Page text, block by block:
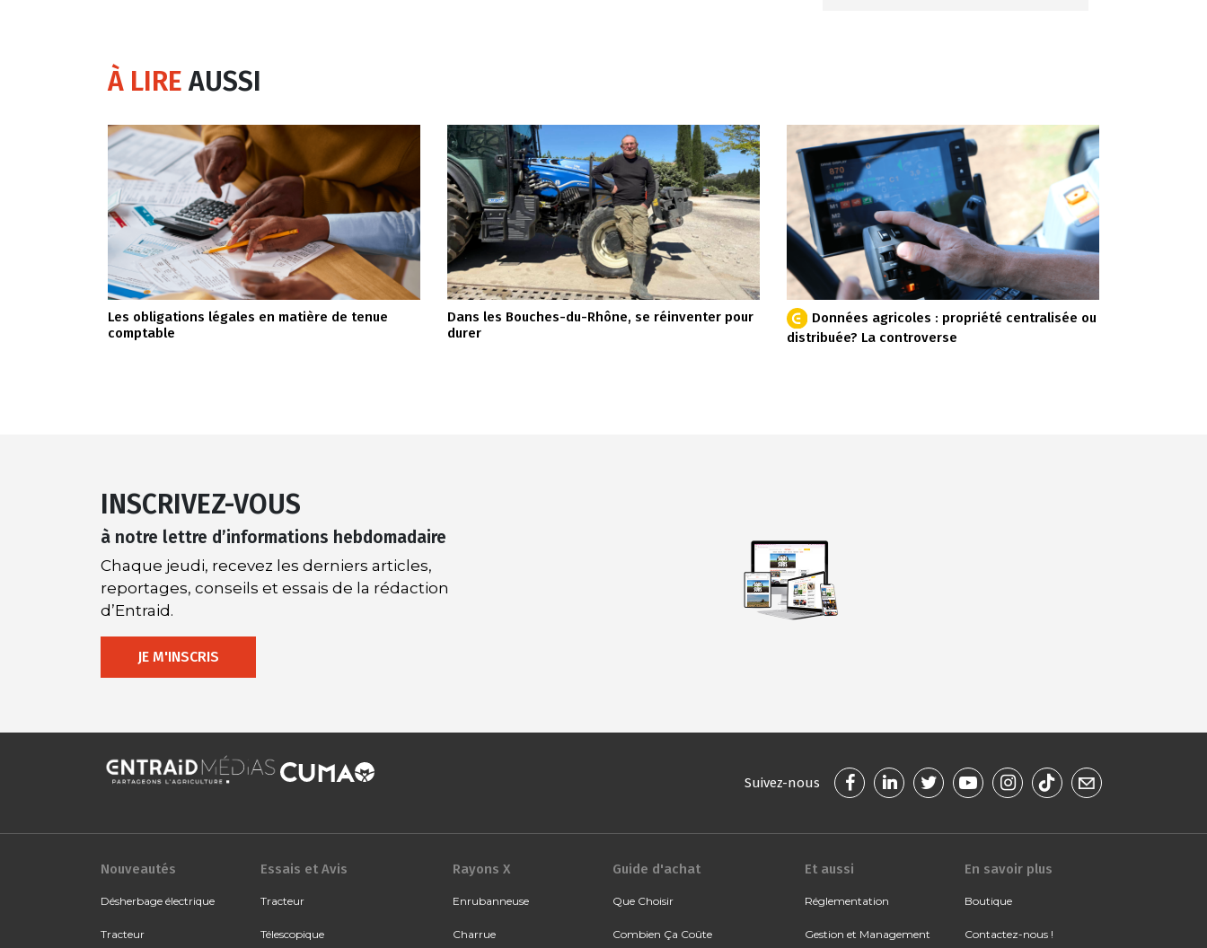
À LIREAUSSI
Les obligations légales en matière de tenue
comptable
Dans les Bouches-du-Rhône, se réinventer pour
durer
Données agricoles : propriété centralisée ou
distribuée? La controverse
INSCRIVEZ-VOUS
à notre lettre d’informations hebdomadaire
Chaque jeudi, recevez les derniers articles,
reportages, conseils et essais de la rédaction
d’Entraid.
JE M'INSCRIS
Suivez-nous
Nouveautés
Désherbage électrique
Tracteur
Essais et Avis
Tracteur
Télescopique
Rayons X
Enrubanneuse
Charrue
Guide d'achat
Que Choisir
Combien Ça Coûte
Et aussi
Réglementation
Gestion et Management
En savoir plus
Boutique
Contactez-nous !